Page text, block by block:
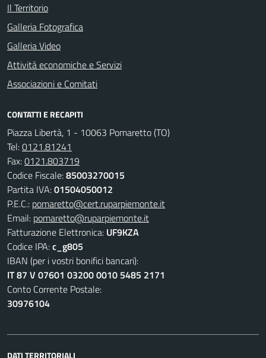
Il Territorio
Galleria Fotografica
Galleria Video
Attività economiche e Servizi
Associazioni e Comitati
CONTATTI E RECAPITI
Piazza Libertà, 1 - 10063 Pomaretto (TO)
Tel:0121.81241
Fax:0121.803719
Codice Fiscale:85003270015
Partita IVA:01504050012
P.E.C.: pomaretto@cert.ruparpiemonte.it
Email: pomaretto@ruparpiemonte.it
Fatturazione Elettronica: UF9KZA
Codice IPA:c_g805
IBAN (per i vostri bonifici bancari):
IT 87 V 07601 03200 0010 5485 2171
Conto Corrente Postale:
30976104
DATI TERRITORIALI